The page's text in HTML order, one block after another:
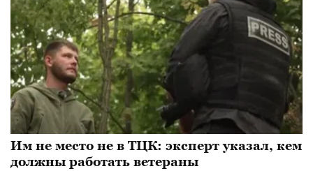
Им не место не в ТЦК: эксперт указал, кем
должны работать ветераны